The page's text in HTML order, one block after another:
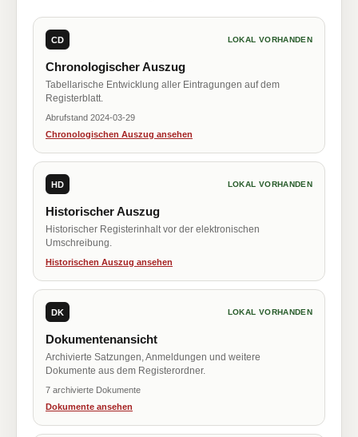
CD LOKAL VORHANDEN
Chronologischer Auszug
Tabellarische Entwicklung aller Eintragungen auf dem
Registerblatt.
Abrufstand 2024-03-29
Chronologischen Auszug ansehen
HD LOKAL VORHANDEN
Historischer Auszug
Historischer Registerinhalt vor der elektronischen
Umschreibung.
Historischen Auszug ansehen
DK LOKAL VORHANDEN
Dokumentenansicht
Archivierte Satzungen, Anmeldungen und weitere
Dokumente aus dem Registerordner.
7 archivierte Dokumente
Dokumente ansehen